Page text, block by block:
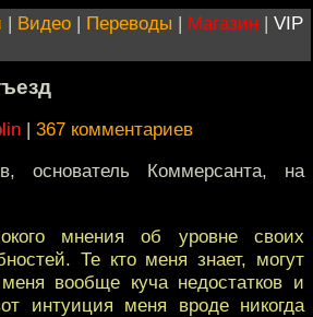
| Видео | Переводы | Магазин | VIP
| 367 комментариев
основатель Коммерсанта, на
мнения об уровне своих
Те кто меня знает, могут
вообще куча недостатков и
интуиция меня вроде никогда